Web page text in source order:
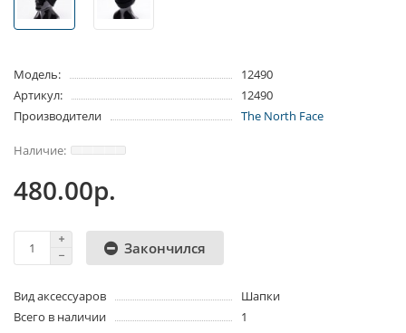
Модель:
12490
Артикул:
12490
Производители
The North Face
480.00р.
Закончился
Вид аксессуаров
Шапки
Всего в наличии
1